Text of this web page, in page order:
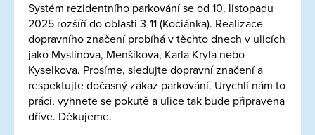
Systém rezidentního parkování se od 10. listopadu
2025 rozšíří do oblasti 3-11 (Kociánka). Realizace
dopravního značení probíhá v těchto dnech v ulicích
jako Myslínova, Menšíkova, Karla Kryla nebo
Kyselkova. Prosíme, sledujte dopravní značení a
respektujte dočasný zákaz parkování. Urychlí nám to
práci, vyhnete se pokutě a ulice tak bude připravena
dříve. Děkujeme.